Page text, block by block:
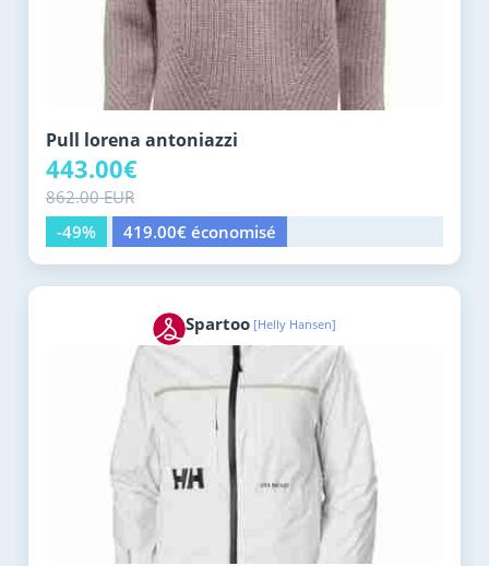
Pull lorena antoniazzi
443.00€
862.00 EUR
-49%
419.00€ économisé
Spartoo [Helly Hansen]